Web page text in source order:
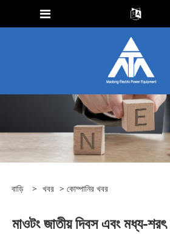
বাড়ি > খবর > কোম্পানির খবর
মাওটং জাতীয় দিবস এবং মধ্য-